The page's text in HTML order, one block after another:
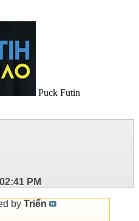
Puck Futin
02:41 PM
by Triển